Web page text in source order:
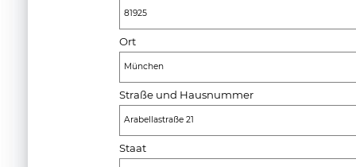
81925
Ort
München
Straße und Hausnummer
Arabellastraße 21
Staat